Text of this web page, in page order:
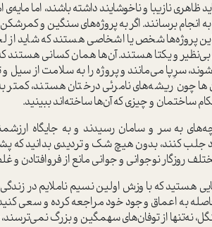
ظاهری نازیبا و ناخوشایند داشته باشند، اما
انجام برسانند. اگر به پروژه‌های سنگین و
پروژه‌ها شخص یا اشخاصی هستند که شاید از
و یکتا هستند. آن‌ها همان کسانی هستند
سرِپا می‌مانند و پروژه را به سلامت از سیل
چون ریشه‌های نامرئی درختان هستند،
ساختمان و چیزی که آن‌ها ساخته‌اند ببینید.
به سر و سامان رسیدند و به جایگاه
جلب کنند، بدون هیچ شک و تردیدی بدانید که
روزگار نوجوانی و جوانی مانع از
هستید که با وزش اولین نسیم ناملایم در
به اعماق وجود خود مراجعه کرده و سعی
نه‌تنها از توفان‌های سهمگین و بزرگ